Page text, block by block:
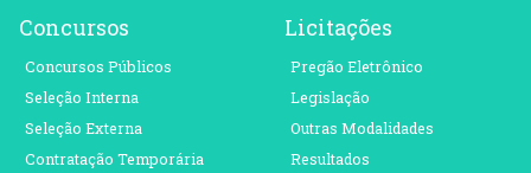
Concursos
Concursos Públicos
Seleção Interna
Seleção Externa
Contratação Temporária
Licitações
Pregão Eletrônico
Legislação
Outras Modalidades
Resultados